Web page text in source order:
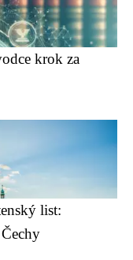
krok za
list: